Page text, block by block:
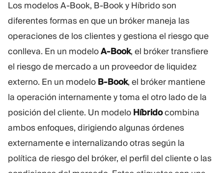
Los modelos A-Book, B-Book y Híbrido son
diferentes formas en que un bróker maneja las
operaciones de los clientes y gestiona el riesgo que
conlleva. En un modeloA-Book, el bróker transfiere
el riesgo de mercado a un proveedor de liquidez
externo. En un modelo B-Book, el bróker mantiene
la operación internamente y toma el otro lado de la
posición del cliente. Un modelo Híbridocombina
ambos enfoques, dirigiendo algunas órdenes
externamente e internalizando otras según la
política de riesgo del bróker, el perfil del cliente o las
Plataforma De Trading Oficina De Soporte
Guía de marketing
Glosario
Tutoriales en vídeo
Calculadora
Sobre Nosotros
Equipo
Eventos
Números
Noticias de la empresa
Sostenibilidad